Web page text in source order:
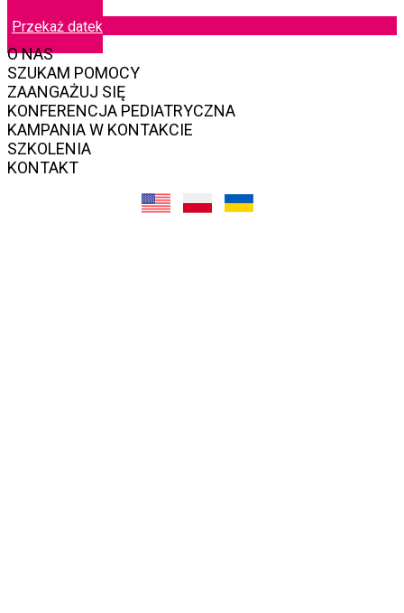
Przekaż datek
O NAS
SZUKAM POMOCY
ZAANGAŻUJ SIĘ
KONFERENCJA PEDIATRYCZNA
KAMPANIA W KONTAKCIE
SZKOLENIA
KONTAKT